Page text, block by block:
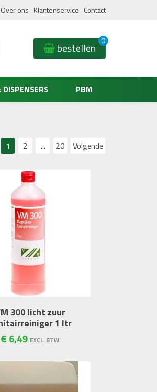
Over ons Klantenservice Contact
bestellen 0
PBM
1 2 ... 20 Volgende
300 licht zuur
1 ltr
€6,49 EXCL. BTW